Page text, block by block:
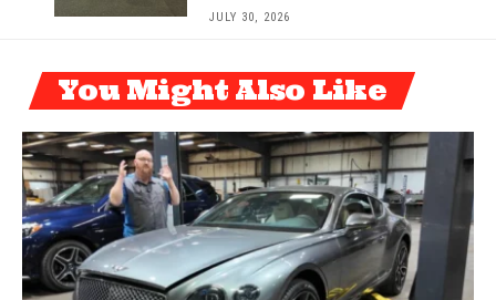
JULY 30, 2026
You Might Also Like